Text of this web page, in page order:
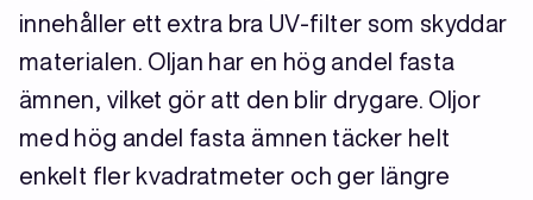
innehåller ett extra bra UV-filter som skyddar
materialen. Oljan har en hög andel fasta
ämnen, vilket gör att den blir drygare. Oljor
med hög andel fasta ämnen täcker helt
enkelt fler kvadratmeter och ger längre